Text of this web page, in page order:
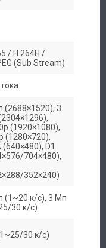
/ H.264H /
(Sub Stream)
(2688×1520), 3
(1920×1080),
(1280×720),
(640×480), D1
704×480),
352×240)
(1~20 к/с), 3 Мп
30 к/с)
30 к/с)